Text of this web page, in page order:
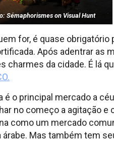
Sémaphorismes on Visual Hunt
for, é quase
Após adentrar as
charmes da cidade. É lá
é o principal mercado a
no começo a agitação e
como um mercado
árabe. Mas também tem